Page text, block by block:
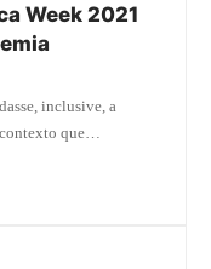
Week 2021
inclusive, a
que…